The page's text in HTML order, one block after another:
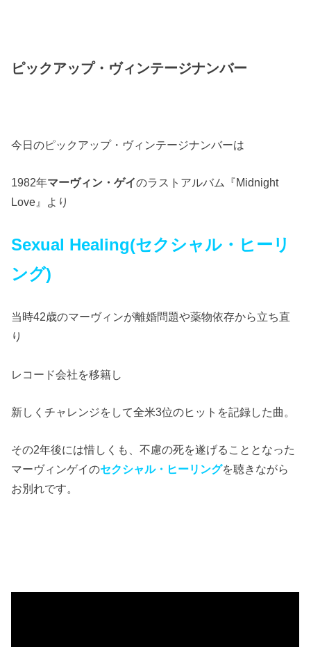
ピックアップ・ヴィンテージナンバー
今日のピックアップ・ヴィンテージナンバーは
1982年マーヴィン・ゲイのラストアルバム『Midnight
Love』より
Sexual Healing(セクシャル・ヒーリ
ング)
当時42歳のマーヴィンが離婚問題や薬物依存から立ち直
り
レコード会社を移籍し
新しくチャレンジをして全米3位のヒットを記録した曲。
その2年後には惜しくも、不慮の死を遂げることとなった
マーヴィンゲイのセクシャル・ ヒーリングを聴きながら
お別れです。